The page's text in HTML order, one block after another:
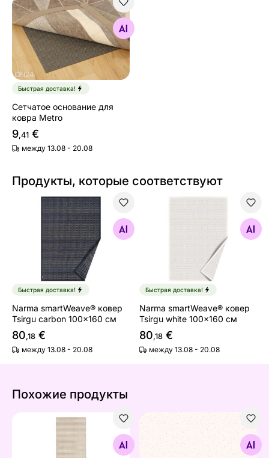
Сетчатое основание для ковра Metro
Найдите похожие
Быстрая доставка!
Сетчатое основание для
ковра Metro
9,41 €
между 13.08 - 20.08
Продукты, которые соответствуют
Narma smartWeave® ковер Tsirgu carbon 100x160 см
Найдите похожие
Быстрая доставка!
Narma smartWeave® ковер
Tsirgu carbon 100x160 см
80,18 €
между 13.08 - 20.08
Narma smartWeave®
Найдите похожие
Быстрая доставка!
Narma smartWeave® ковер
Tsirgu white 100x160 см
80,18 €
между 13.08 - 20.08
Похожие продукты
Ковер Riga V0, 60x90 см
Найдите похожие
Флисовые обои Noa Stars
Найдите похожие